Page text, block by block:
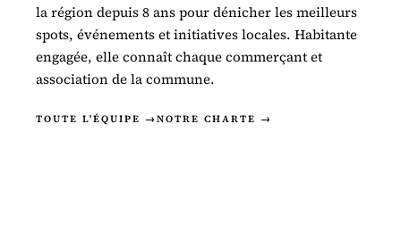
la région depuis 8 ans pour dénicher les meilleurs
spots, événements et initiatives locales. Habitante
engagée, elle connaît chaque commerçant et
association de la commune.
TOUTE L'ÉQUIPE → NOTRE CHARTE →